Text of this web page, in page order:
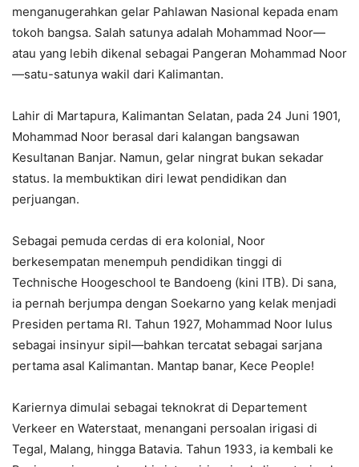
menganugerahkan gelar Pahlawan Nasional kepada enam
tokoh bangsa. Salah satunya adalah Mohammad Noor—
atau yang lebih dikenal sebagai Pangeran Mohammad Noor
—satu-satunya wakil dari Kalimantan.
Lahir di Martapura, Kalimantan Selatan, pada 24 Juni 1901,
Mohammad Noor berasal dari kalangan bangsawan
Kesultanan Banjar. Namun, gelar ningrat bukan sekadar
status. Ia membuktikan diri lewat pendidikan dan
perjuangan.
Sebagai pemuda cerdas di era kolonial, Noor
berkesempatan menempuh pendidikan tinggi di
Technische Hoogeschool te Bandoeng (kini ITB). Di sana,
ia pernah berjumpa dengan Soekarno yang kelak menjadi
Presiden pertama RI. Tahun 1927, Mohammad Noor lulus
sebagai insinyur sipil—bahkan tercatat sebagai sarjana
pertama asal Kalimantan. Mantap banar, Kece People!
Kariernya dimulai sebagai teknokrat di Departement
Verkeer en Waterstaat, menangani persoalan irigasi di
Tegal, Malang, hingga Batavia. Tahun 1933, ia kembali ke